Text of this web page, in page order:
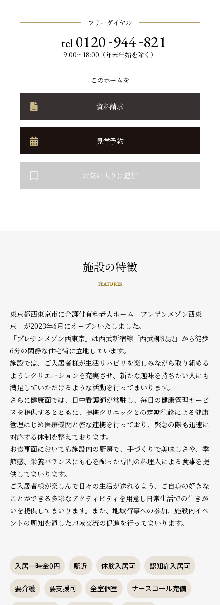
フリーダイヤル
tel0120-944-821
9:00～18:00（年末年始を除く）
このホームを
資料請求
見学予約
お気に入りに追加
施設の特徴
FEATURES
東京都西東京市に介護付有料老人ホーム「プレザンメゾン西東
京」が2023年6月にオープンいたしました。
「プレザンメゾン西東京」は西武新宿線「西武柳沢駅」から徒歩
6分の閑静な住宅街に立地しています。
施設では、ご入居者様が生活リハビリを楽しみながら取り組める
ようレクリエーションを充実させ、新たな趣味を持ちたい人にも
満足していただけるような活動を行ってまいります。
さらに健康面では、日中看護師が常駐し、毎日の健康管理サービ
スを提供するとともに、提携クリニックとの定期往診による健康
管理はじめ医療機関と密な連携を行っており、緊急の際も迅速に
対応する体制を整えております。
お食事面においても施設内の厨房で、手づくりで美味しさや、季
節感、栄養バランスにも心を配った専門の料理人による食事を提
供してまいります。
ご入居者様が楽しんで日々の生活が送れるよう、ご自身の好きな
ことができる多彩なアクティビティを用意し日常生活での生きが
いを提供してまいります。また、地域行事への参加、施設内イベ
ントの周知を通した地域交流の促進を行ってまいります。
入居一時金0円 駅近 体験入居可 認知症入居可
要介護 要支援可 全室個室 ナースコール完備